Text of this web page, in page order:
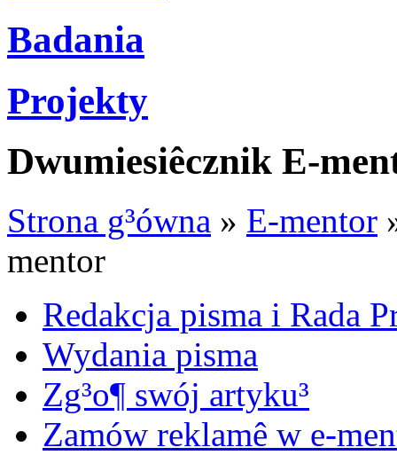
Badania
Projekty
Dwumiesiêcznik E-
Strona g³ówna » E-mentor
mentor
Redakcja pisma i Rada
Wydania pisma
Zg³o¶ swój artyku³
Zamów reklamê w e-